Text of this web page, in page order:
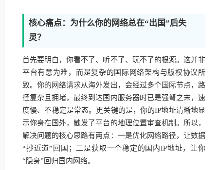
核心痛点：为什么你的网络总在“出国”后失
灵？
首先要明白，你看不了、听不了、玩不了的根源。这并非
平台有意为难，而是复杂的国际网络架构与版权协议所
致。你的网络请求从海外发出，会经过多个国际节点，路
径复杂且拥堵，最终到达国内服务器时已是强弩之末，速
度慢、不稳定是常态。更关键的是，你的IP地址清晰地显
示你身在国外，触发了平台的地理位置审查机制。所以，
解决问题的核心思路有两点：一是优化网络路径，让数据
“抄近道”回国；二是获取一个稳定的国内IP地址，让你
“隐身”回归国内网络。